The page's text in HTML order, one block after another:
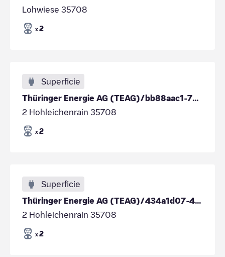
Lohwiese 35708
x 2
Superficie
Thüringer Energie AG (TEAG)/bb88aac1-7e79-4875-935a-215ded61d376
2 Hohleichenrain 35708
x 2
Superficie
Thüringer Energie AG (TEAG)/434a1d07-49e5-4fc9-b66c-99fc90dd7cb7
2 Hohleichenrain 35708
x 2